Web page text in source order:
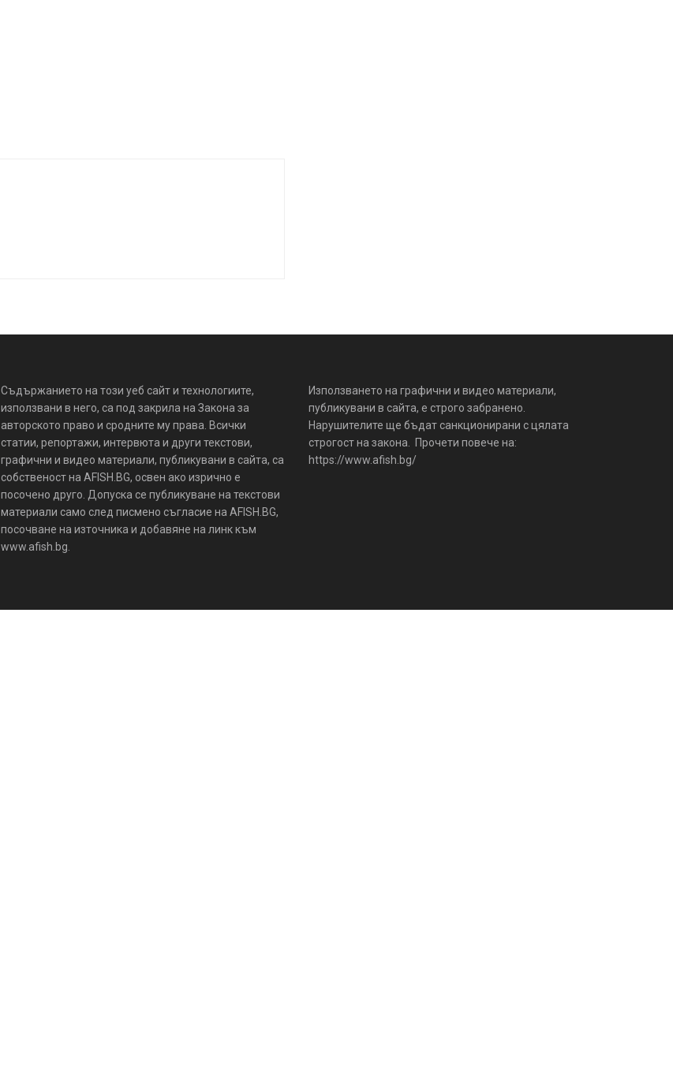
Съдържанието на този уеб сайт и технологиите,
използвани в него, са под закрила на Закона за
авторското право и сродните му права. Всички
статии, репортажи, интервюта и други текстови,
графични и видео материали, публикувани в сайта, са
собственост на AFISH.BG, освен ако изрично е
посочено друго. Допуска се публикуване на текстови
материали само след писмено съгласие на AFISH.BG,
посочване на източника и добавяне на линк към
www.afish.bg.
Използването на графични и видео материали,
публикувани в сайта, е строго забранено.
Нарушителите ще бъдат санкционирани с цялата
строгост на закона. Прочети повече на:
https://www.afish.bg/